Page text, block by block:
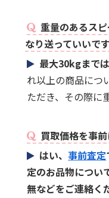
重量のあるスピ
なり送っていいで
最大30kgまで
れ以上の商品につ
ただき、その際に
買取価格を事
はい、事前査定
定のお品物につい
無などをご連絡く